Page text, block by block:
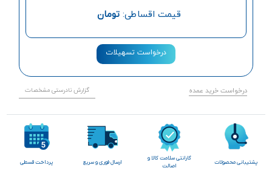
قیمت اقساطی: تومان
درخواست تسهیلات
درخواست خرید عمده گزارش نادرستی مشخصات
پشتیبانی محصولات
گارانتی سلامت کالا و
اصالت
ارسال فوری و سریع پرداخت قسطی